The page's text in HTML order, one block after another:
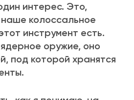
интерес. Это,
колоссальное
инструмент есть.
оружие, оно
под которой хранятся